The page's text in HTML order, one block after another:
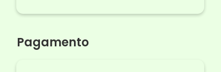
Pagamento